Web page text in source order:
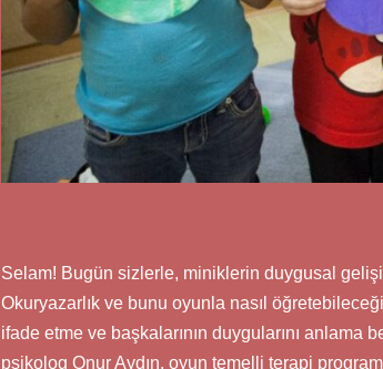
Selam! Bugün sizlerle, miniklerin duygusal
Okuryazarlık ve bunu oyunla nasıl
ifade etme ve başkalarının duygularını anlama
psikolog Onur Aydın, oyun temelli terapi